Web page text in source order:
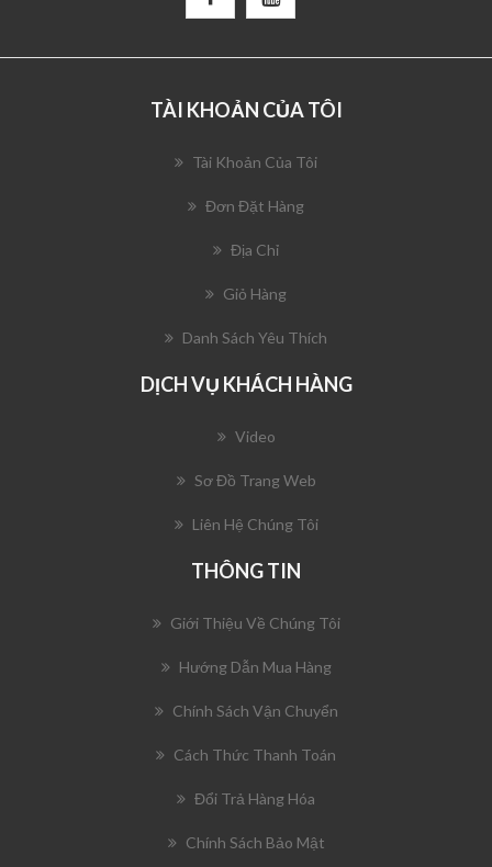
TÀI KHOẢN CỦA TÔI
Tài Khoản Của Tôi
Đơn Đặt Hàng
Địa Chỉ
Giỏ Hàng
Danh Sách Yêu Thích
DỊCH VỤ KHÁCH HÀNG
Video
Sơ Đồ Trang Web
Liên Hệ Chúng Tôi
THÔNG TIN
Giới Thiệu Về Chúng Tôi
Hướng Dẫn Mua Hàng
Chính Sách Vận Chuyển
Cách Thức Thanh Toán
Đổi Trả Hàng Hóa
Chính Sách Bảo Mật